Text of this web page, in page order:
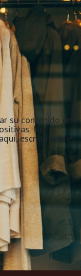
su contenido en
No
escriba sobre